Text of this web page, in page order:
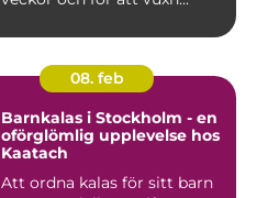
08. feb
Barnkalas i Stockholm - en
oförglömlig upplevelse hos
Kaatach
Att ordna kalas för sitt barn